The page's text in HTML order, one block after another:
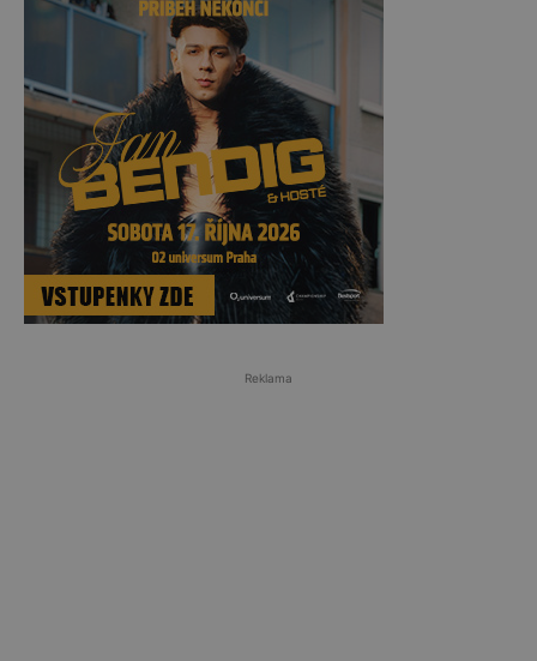
Reklama